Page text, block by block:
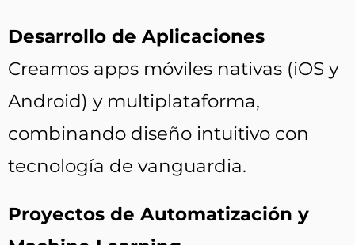
Desarrollo de Aplicaciones
Creamos apps móviles nativas (iOS y
Android) y multiplataforma,
combinando diseño intuitivo con
tecnología de vanguardia.
Proyectos de Automatización y